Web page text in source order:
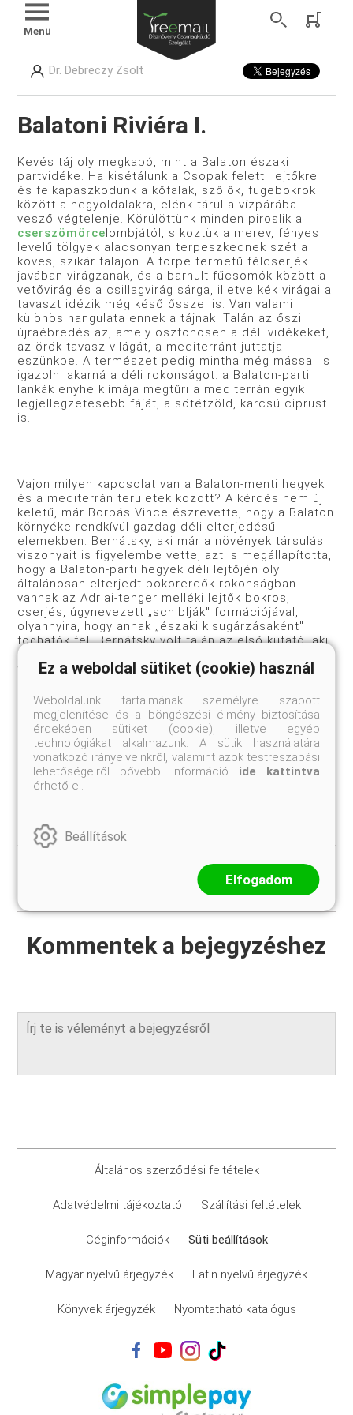
Menü
Dr. Debreczy Zsolt
Balatoni Riviéra I.
Kevés táj oly megkapó, mint a Balaton északi
partvidéke. Ha kisétálunk a Csopak feletti lejtőkre
és felkapaszkodunk a kőfalak, szőlők, fügebokrok
között a hegyoldalakra, elénk tárul a vízpárába
vesző végtelenje. Körülöttünk minden piroslik a
cserszömörcelombjától, s köztük a merev, fényes
levelű tölgyek alacsonyan terpeszkednek szét a
köves, szikár talajon. A törpe termetű félcserjék
javában virágzanak, és a barnult fűcsomók között a
vetővirág és a csillagvirág sárga, illetve kék virágai a
tavaszt idézik még késő ősszel is. Van valami
különös hangulata ennek a tájnak. Talán az őszi
újraébredés az, amely ösztönösen a déli vidékeket,
az örök tavasz világát, a mediterránt juttatja
eszünkbe. A természet pedig mintha még mással is
igazolni akarná a déli rokonságot: a Balaton-parti
lankák enyhe klímája megtűri a mediterrán egyik
legjellegzetesebb fáját, a sötétzöld, karcsú ciprust
is.
Vajon milyen kapcsolat van a Balaton-menti hegyek
és a mediterrán területek között? A kérdés nem új
keletű, már Borbás Vince észrevette, hogy a Balaton
környéke rendkívül gazdag déli elterjedésű
elemekben. Bernátsky, aki már a növények társulási
viszonyait is figyelembe vette, azt is megállapította,
hogy a Balaton-parti hegyek déli lejtőjén oly
általánosan elterjedt bokorerdők rokonságban
vannak az Adriai-tenger melléki lejtők bokros,
cserjés, úgynevezett „schiblják" formációjával,
olyannyira, hogy annak „északi kisugárzásaként"
foghatók fel. Bernátsky volt talán az első kutató, aki
nemcsak az egyes kiragadott fajok déli rokonságát
vette észre, hanem már a növénytakaró (vegetáció)
kérdés tudományos feltárása, a kapcsolat
lényegének tisztázása azonban Bernátsky után még
évtizedekig váratott magára. Évtizedek kellettek,
amíg egy új régió, a mediterrán „előretolt bástyája",
a szubmediterrán fogalma megszületett.
#szubmediterrán
Kommentek a bejegyzéshez
Általános szerződési feltételek
Adatvédelmi tájékoztató Szállítási feltételek
Céginformációk Süti beállítások
Magyar nyelvű árjegyzék Latin nyelvű árjegyzék
Könyvek árjegyzék Nyomtatható katalógus
Ez a weboldal sütiket (cookie) használ
Weboldalunk tartalmának személyre szabott
megjelenítése és a böngészési élmény biztosítása
érdekében sütiket (cookie), illetve egyéb
technológiákat alkalmazunk. A sütik használatára
vonatkozó irányelveinkről, valamint azok testreszabási
lehetőségeiről bővebb információ ide kattintva
érhető el.
Beállítások
Elfogadom